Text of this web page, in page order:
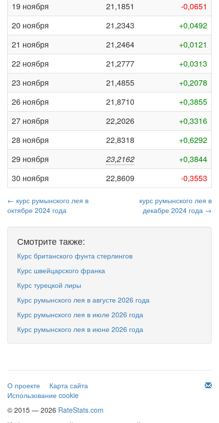
19 ноября
21,1851
-0,0651
20 ноября
21,2343
+0,0492
21 ноября
21,2464
+0,0121
22 ноября
21,2777
+0,0313
23 ноября
21,4855
+0,2078
26 ноября
21,8710
+0,3855
27 ноября
22,2026
+0,3316
28 ноября
22,8318
+0,6292
29 ноября
23,2162
+0,3844
30 ноября
22,8609 -0,3553
← курс румынского лея в
октябре 2024 года
курс румынского лея в
декабре 2024 года →
Смотрите также:
Курс британского фунта стерлингов
Курс швейцарского франка
Курс турецкой лиры
Курс румынского лея в августе 2026 года
Курс румынского лея в июле 2026 года
Курс румынского лея в июне 2026 года
О проекте
Карта сайта
Использование cookie
© 2015 — 2026 RateStats.com